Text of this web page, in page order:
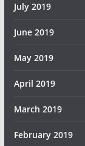
July 2019
June 2019
May 2019
April 2019
March 2019
February 2019